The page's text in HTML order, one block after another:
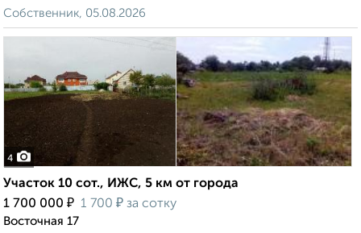
Собственник, 05.08.2026
4
Участок 10 сот., ИЖС, 5 км от города
1 700 000 ₽ 1 700 ₽ за сотку
Восточная 17